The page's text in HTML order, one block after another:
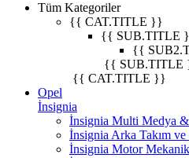
Tüm Kategoriler
{{ CAT.TITLE }}
{{ SUB.TITLE
{{
{{ SUB.TITLE
{{ CAT.TITLE }}
Opel
İnsignia
İnsignia Multi Medya &
İnsignia Arka Takım ve
İnsignia Motor Mekanik